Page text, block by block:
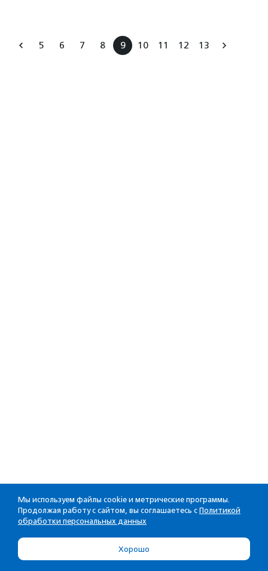
5 6 7 8 9 10 11 12 13
Мы используем файлы cookie и метрические программы.
Продолжая работу с сайтом, вы соглашаетесь с Политикой
обработки персональных данных
Хорошо